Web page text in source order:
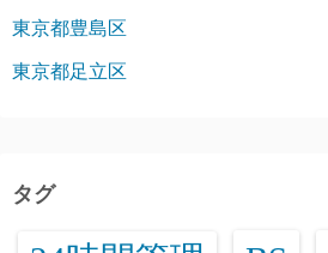
東京都豊島区
東京都足立区
タグ